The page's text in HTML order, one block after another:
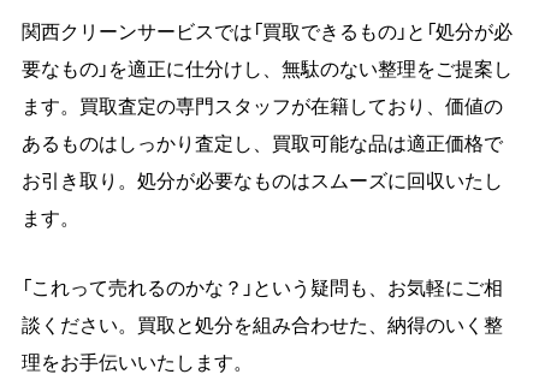
関西クリーンサービスでは「買取できるもの」と「処分が必
要なもの」を適正に仕分けし、無駄のない整理をご提案し
ます。買取査定の専門スタッフが在籍しており、価値の
あるものはしっかり査定し、買取可能な品は適正価格で
お引き取り。処分が必要なものはスムーズに回収いたし
ます。
「これって売れるのかな？」という疑問も、お気軽にご相
談ください。買取と処分を組み合わせた、納得のいく整
理をお手伝いいたします。